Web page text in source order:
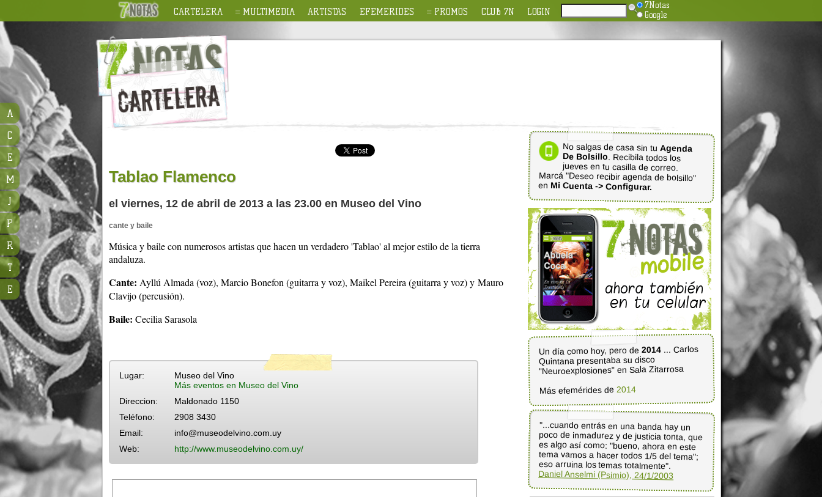
CARTELERA MULTIMEDIA ARTISTAS EFEMERIDES PROMOS CLUB 7N LOGIN
7Notas
Google
Tablao Flamenco
el viernes, 12 de abril de 2013 a las 23.00 en Museo del Vino
cante y baile
Música y baile con numerosos artistas que hacen un verdadero 'Tablao' al mejor estilo de la tierra
andaluza.
Cante: Ayllú Almada (voz), Marcio Bonefon (guitarra y voz), Maikel Pereira (guitarra y voz) y Mauro
Clavijo (percusión).
Baile: Cecilia Sarasola
Lugar:
Museo del Vino
Más eventos en Museo del Vino
Direccion:
Maldonado 1150
Teléfono:
2908 3430
Email:
info@museodelvino.com.uy
Web:
http://www.museodelvino.com.uy/
No salgas de casa sin tu Agenda
De Bolsillo. Recibila todos los
jueves en tu casilla de correo.
Marcá "Deseo recibir agenda de bolsillo"
en Mi Cuenta -> Configurar.
Un día como hoy, pero de 2014 ... Carlos
Quintana presentaba su disco
"Neuroexplosiones" en Sala Zitarrosa
Más efemérides de 2014
"...cuando entrás en una banda hay un
poco de inmadurez y de justicia tonta, que
es algo así como: "bueno, ahora en este
tema vamos a hacer todos 1/5 del tema";
eso arruina los temas totalmente".
Daniel Anselmi (Psimio), 24/1/2003
A
C
E
M
J
P
R
T
E